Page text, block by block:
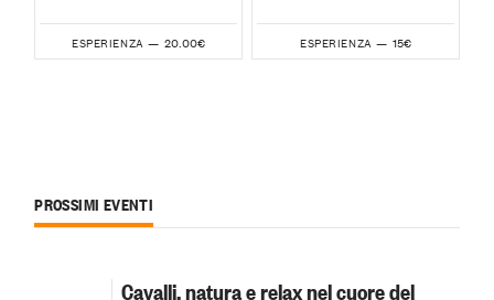
ESPERIENZA — 20.00€ ESPERIENZA — 15€
PROSSIMI EVENTI
Cavalli, natura e relax nel cuore del